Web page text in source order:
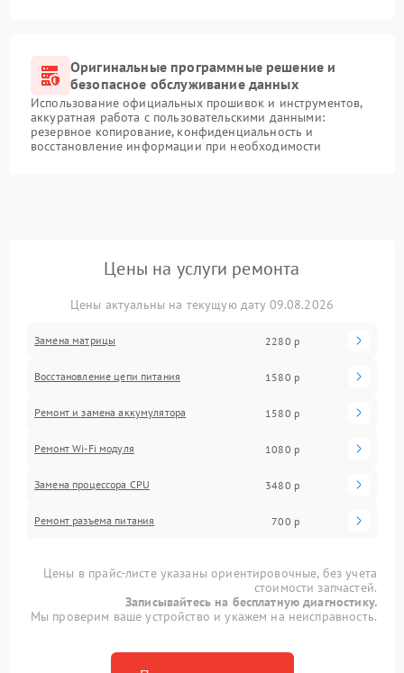
Оригинальные программные решение и
безопасное обслуживание данных
Использование официальных прошивок и инструментов,
аккуратная работа с пользовательскими данными:
резервное копирование, конфиденциальность и
восстановление информации при необходимости
Цены на услуги ремонта
Цены актуальны на текущую дату 09.08.2026
Замена матрицы 2280 р
Восстановление цепи питания 1580 р
Ремонт и замена аккумулятора 1580 р
Ремонт Wi-Fi модуля 1080 р
Замена процессора CPU 3480 р
Ремонт разъема питания 700 р
Цены в прайс-листе указаны ориентировочные, без учета
стоимости запчастей.
Записывайтесь на бесплатную диагностику.
Мы проверим ваше устройство и укажем на неисправность.